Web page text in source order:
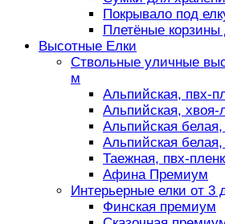
Покрывало под
Плетёные корзины
Высотные Елки
Ствольные уличные
м
Альпийская, пвх-
Альпийская, хвоя-
Альпийская
Альпийская
Таежная, пвх-
Афина Премиум
Интерьерные елки от 3
Финская премиум